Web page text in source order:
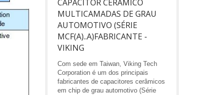
CAPACITOR CERÂMICO
MULTICAMADAS DE GRAU
AUTOMOTIVO (SÉRIE
MCF(A)..A)FABRICANTE -
VIKING
Com sede em Taiwan, Viking Tech
Corporation é um dos principais
fabricantes de capacitores cerâmicos
em chip de grau automotivo (Série